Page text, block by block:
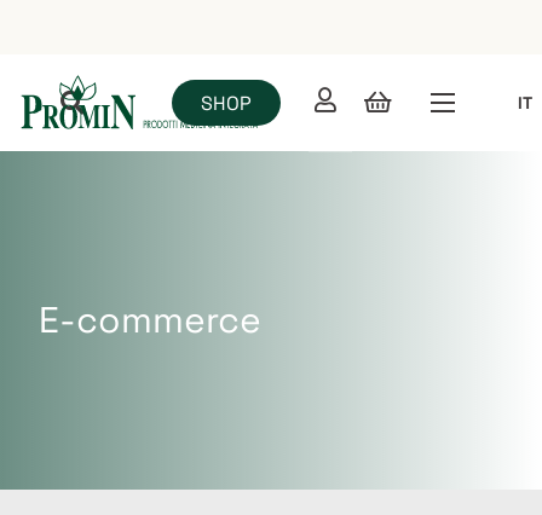
SHOP IT
E-commerce